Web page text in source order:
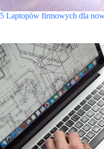
5 Laptopów firmowych dla